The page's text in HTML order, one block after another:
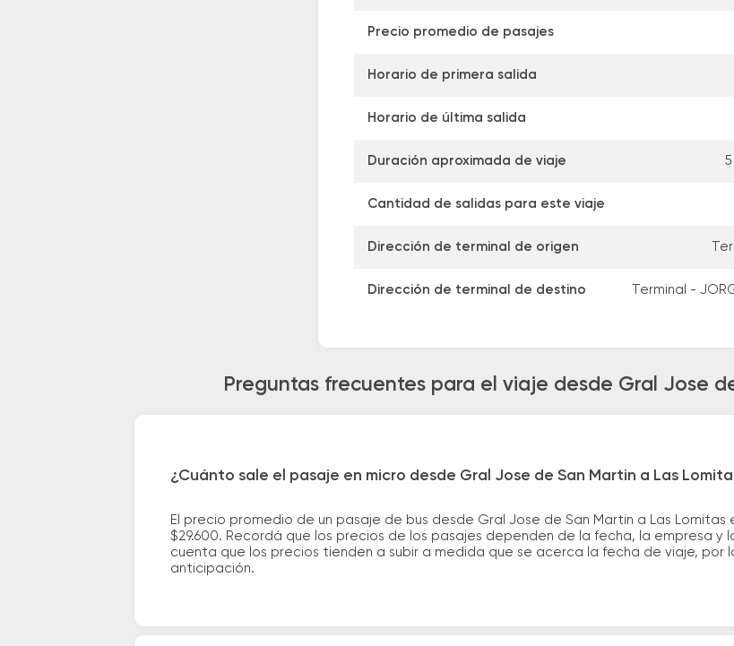
Precio promedio de pasajes
Horario de primera salida
Horario de última salida
Duración aproximada de viaje
Cantidad de salidas para este viaje
Dirección de terminal de origen
Dirección de terminal de destino Terminal -
Preguntas frecuentes para el viaje desde Gral Jose
¿Cuánto sale el pasaje en micro desde Gral Jose de San Martin a Las
El precio promedio de un pasaje de bus desde Gral Jose de San Martin a Las
$29.600. Recordá que los precios de los pasajes dependen de la fecha, la empresa y
cuenta que los precios tienden a subir a medida que se acerca la fecha de viaje, por
anticipación.